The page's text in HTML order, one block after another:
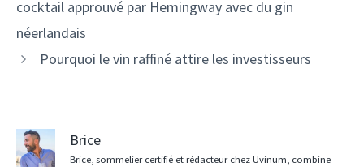
articles
cocktail approuvé par Hemingway avec du gin
néerlandais
Pourquoi le vin raffiné attire les investisseurs
Brice
Brice, sommelier certifié et rédacteur chez Uvinum, combine